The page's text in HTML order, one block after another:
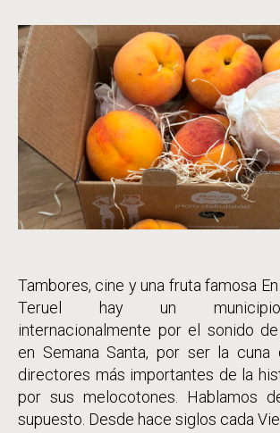
entrada
Tambores, cine y una fruta famosa
Teruel hay un
internacionalmente por el sonido
en Semana Santa, por ser la
directores más importantes de la
por sus melocotones. Hablamos
supuesto. Desde hace siglos cada